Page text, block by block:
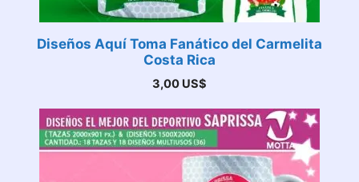
Diseños Aquí Toma Fanático del Carmelita
Costa Rica
3,00 US$